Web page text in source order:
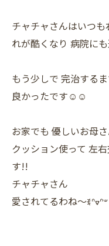
チャチャさんはいつ
れが酷くなり 病院にも
もう少しで 完治する
良かったです☺☺
お家でも 優しいお母
クッション使って 左
す!!
チャチャさん
愛されてるわね〜ꉂᐢᢦᐢ𐤔